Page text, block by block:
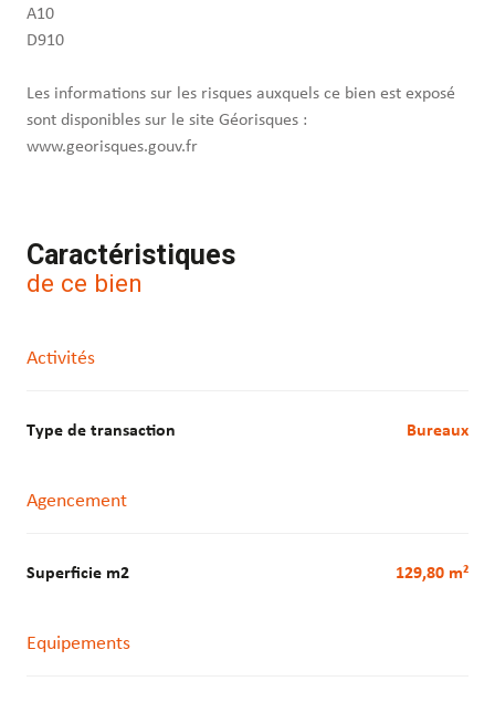
A10
D910
Les informations sur les risques auxquels ce bien est exposé
sont disponibles sur le site Géorisques :
www.georisques.gouv.fr
Caractéristiques
de ce bien
Activités
Type de transaction Bureaux
Agencement
Superficie m2 129,80 m²
Equipements